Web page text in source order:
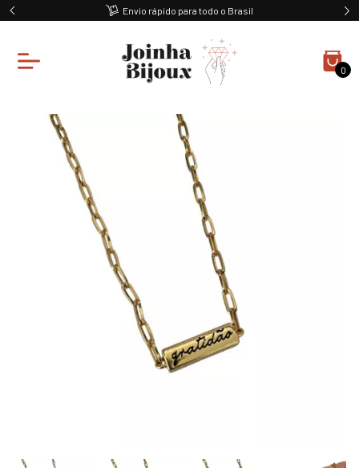
Envio rápido para todo o Brasil
0